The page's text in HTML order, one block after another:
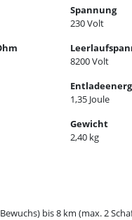
Spannung
230 Volt
8200 Volt
1,35 Joule
Gewicht
2,40 kg
bis 8 km (max. 2